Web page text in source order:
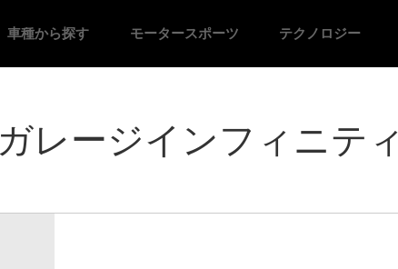
車種から探す モータースポーツ テクノロジー
ガレージインフィニティ